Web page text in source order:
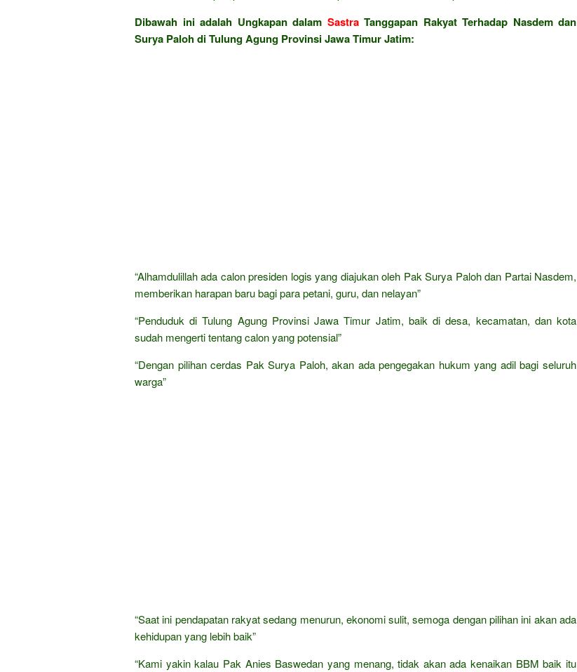
Dibawah ini adalah Ungkapan dalam SastraTanggapan Rakyat Terhadap Nasdem dan
Surya Paloh di Tulung Agung Provinsi Jawa Timur Jatim:
“Alhamdulillah ada calon presiden logis yang diajukan oleh Pak Surya Paloh dan Partai Nasdem,
memberikan harapan baru bagi para petani, guru, dan nelayan”
“Penduduk di Tulung Agung Provinsi Jawa Timur Jatim, baik di desa, kecamatan, dan kota
sudah mengerti tentang calon yang potensial”
“Dengan pilihan cerdas Pak Surya Paloh, akan ada pengegakan hukum yang adil bagi seluruh
warga”
“Saat ini pendapatan rakyat sedang menurun, ekonomi sulit, semoga dengan pilihan ini akan ada
kehidupan yang lebih baik”
“Kami yakin kalau Pak Anies Baswedan yang menang, tidak akan ada kenaikan BBM baik itu